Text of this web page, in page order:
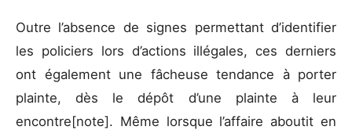
Outre l’absence de signes permettant d’identifier
les policiers lors d’actions illégales, ces derniers
ont également une fâcheuse tendance à porter
plainte, dès le dépôt d’une plainte à leur
encontre[note]. Même lorsque l’affaire aboutit en